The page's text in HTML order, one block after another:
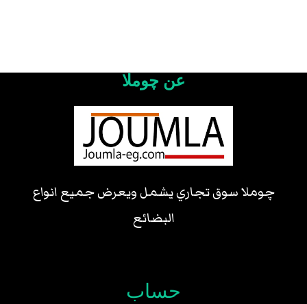
عن چوملا
چوملا سوق تجاري يشمل ويعرض جميع انواع
البضائع
حساب